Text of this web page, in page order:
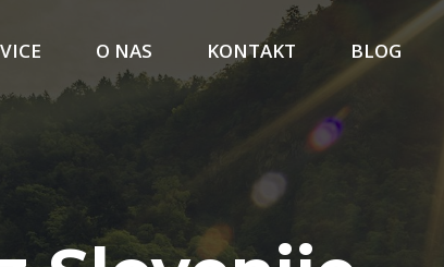
O NAS KONTAKT BLOG